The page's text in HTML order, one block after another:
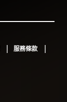
服務條款